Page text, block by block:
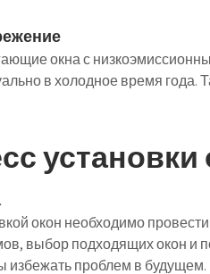
окна с
в холодное время года.
установки
окон необходимо
выбор подходящих окон и
избежать проблем в будущем.